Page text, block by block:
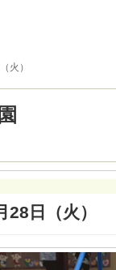
火）
28日（火）